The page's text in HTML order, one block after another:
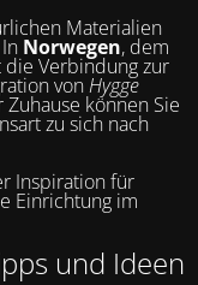
Materialien
Norwegen, dem
die Verbindung zur
vonHygge
Zuhause können Sie
zu sich nach
Inspiration für
Einrichtung im
und Ideen